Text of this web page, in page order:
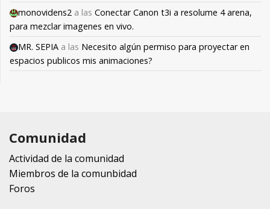
monovidens2 a las Conectar Canon t3i a resolume 4 arena,
para mezclar imagenes en vivo.
MR. SEPIA a las Necesito algún permiso para proyectar en
espacios publicos mis animaciones?
Comunidad
Actividad de la comunidad
Miembros de la comunbidad
Foros